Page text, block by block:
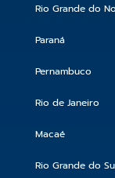
Rio Grande do
Paraná
Pernambuco
Rio de Janeiro
Macaé
Rio Grande do